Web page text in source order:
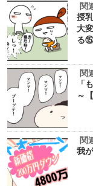
関
授
大
る
関
「
～
関
我